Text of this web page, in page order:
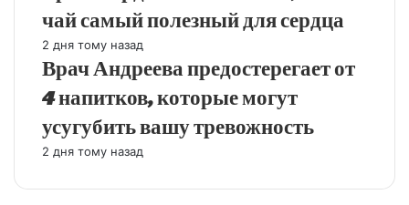
чай самый полезный для сердца
2 дня тому назад
Врач Андреева предостерегает от
4 напитков, которые могут
усугубить вашу тревожность
2 дня тому назад